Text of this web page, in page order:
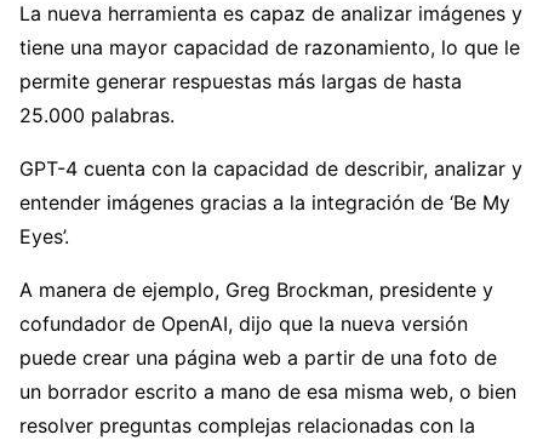
La nueva herramienta es capaz de analizar imágenes y
tiene una mayor capacidad de razonamiento, lo que le
permite generar respuestas más largas de hasta
25.000 palabras.
GPT-4 cuenta con la capacidad de describir, analizar y
entender imágenes gracias a la integración de ‘Be My
Eyes’.
A manera de ejemplo, Greg Brockman, presidente y
cofundador de OpenAI, dijo que la nueva versión
puede crear una página web a partir de una foto de
un borrador escrito a mano de esa misma web, o bien
resolver preguntas complejas relacionadas con la